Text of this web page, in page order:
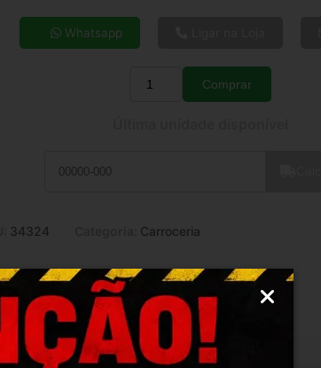
R$ 53,59
R$ 42,76
Whatsapp
Quantidade
Comprar
34324 Carroceria